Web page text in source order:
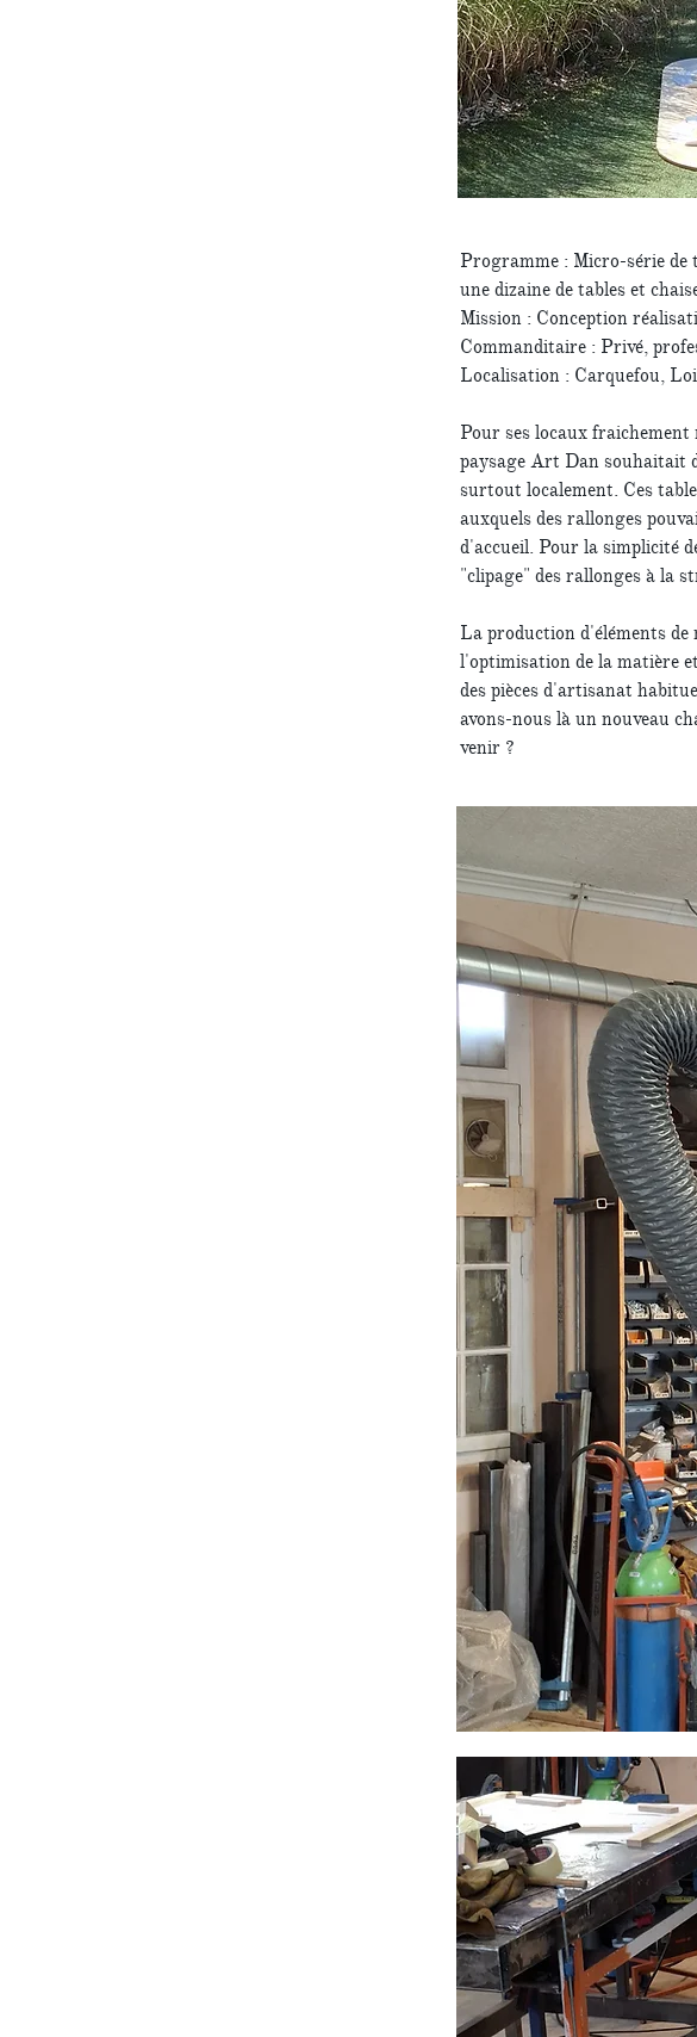
Programme : Micro-série de
une dizaine de tables et
Mission : Conception
Commanditaire : Privé,
Localisation : Carquefou,
Pour ses locaux
paysage Art Dan souhaitait
surtout localement. Ces
auxquels des rallonges
d'accueil. Pour la simplicité
"clipage" des rallonges à la
La production d'éléments
l'optimisation de la matière
des pièces d'artisanat
avons-nous là un nouveau
venir ?